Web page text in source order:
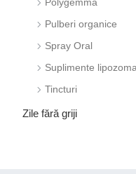
Plantextrakt
Provita Nutrition
Puori
Quantumpharm
Raab Vitalfood
Salvestrol
Pulberi organice
Spray Oral
Suplimente
Tincturi
Zile fără griji